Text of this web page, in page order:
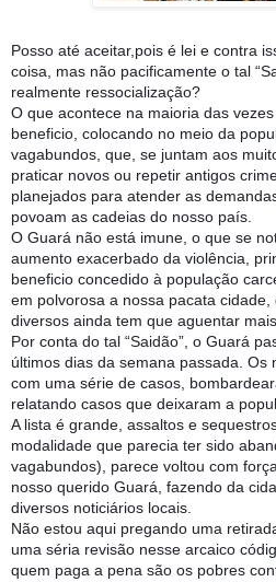
Posso até aceitar,pois é lei e contra
coisa, mas não pacificamente o tal
realmente ressocialização?
O que acontece na maioria das
beneficio, colocando no meio da
vagabundos, que, se juntam aos
praticar novos ou repetir antigos
planejados para atender as
povoam as cadeias do nosso país.
O Guará não está imune, o que se
aumento exacerbado da violência,
beneficio concedido à população
em polvorosa a nossa pacata
diversos ainda tem que aguentar
Por conta do tal “Saidão”, o Guará
últimos dias da semana passada. Os
com uma série de casos,
relatando casos que deixaram a
A lista é grande, assaltos e
modalidade que parecia ter sido
vagabundos), parece voltou com
nosso querido Guará, fazendo da
diversos noticiários locais.
Não estou aqui pregando uma
uma séria revisão nesse arcaico
quem paga a pena são os pobres